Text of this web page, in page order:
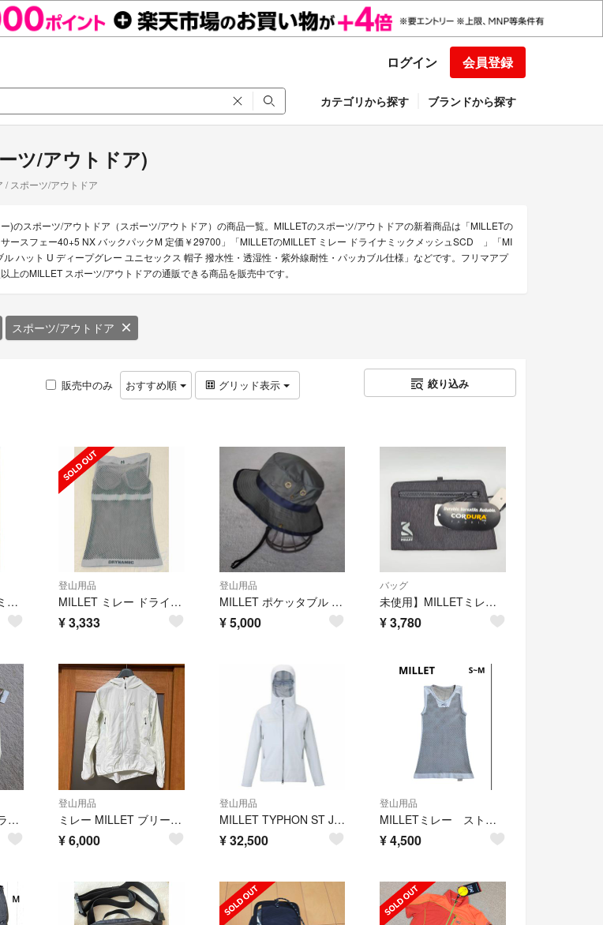
ログイン 会員登録
カテゴリから探す ブランドから探す
ツ/アウトドア)
/ スポーツ/アウトドア
)のスポーツ/アウトドア（スポーツ/アウトドア）の商品一覧。MILLETのスポーツ/アウトドアの新着商品は「MILLETの
ースフェー40+5 NX バックパックM 定価￥29700」「MILLETのMILLET ミレー ドライナミックメッシュSCD 」「MI
ハット U ディープグレー ユニセックス 帽子 撥水性・透湿性・紫外線耐性・パッカブル仕様」などです。フリマアプ
上のMILLET スポーツ/アウトドアの通販できる商品を販売中です。
スポーツ/アウトドア
販売中のみ おすすめ順 グリッド表示 絞り込み
MILLET SAAS FEE ミレーサースフェー40+5 NX バックパックM 定価￥29700
登山用品
MILLET ミレー ドライナミックメッシュSCD
¥3,333
登山用品
MILLET ポケッタブル ハット U ディープグレー ユニセックス 帽子 撥水性・透湿性・紫外線耐性・パッカブル仕様
¥5,000
バッグ
未使用】MILLETミレー EXP QUICK アウトドアポーチ ブラック 57
¥3,780
⭐️MILLET スイウ18 ライトヘザー ミレー リュックサック 耐水生地 軽量デイパック SUIU 18L
登山用品
ミレー MILLET ブリーザー ワイルダー ライト ジャケット MIV01865 MOON WHITE XSサイズ（日本Sサイズ
¥6,000
登山用品
MILLET TYPHON ST JKT W N7365CLOUD DANCER
¥32,500
登山用品
MILLETミレー ストレッチメッシュタンクトップ グレー S~M
¥4,500